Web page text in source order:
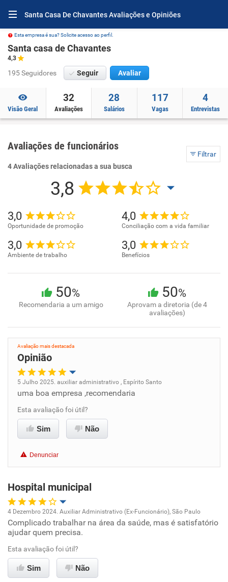
Santa Casa De Chavantes Avaliações e Opiniões
Esta empresa é sua? Solicite acesso ao perfil.
Santa casa de Chavantes
4,3
195 Seguidores Seguir Avaliar
Visão Geral
32
Avaliações
28
Salários
117
Vagas
4
Entrevistas
Avaliações de funcionários
Filtrar
4 Avaliações relacionadas a sua busca
3,8
3,0
Oportunidade de promoção
4,0
Conciliação com a vida familiar
3,0
Ambiente de trabalho
3,0
Benefícios
50%
Recomendaria a um amigo
50%
Aprovam a diretoria (de 4
avaliações)
Avaliação mais destacada
Opinião
Oportunidade de promoção
Ambiente de trabalho
Benefícios
Recomenda esta empresa
Recomenda a diretoria
5 Julho 2025. auxiliar administrativo , Espírito Santo
uma boa empresa ,recomendaria
Esta avaliação foi útil?
Sim Não
Denunciar
Hospital municipal
Oportunidade de promoção
Ambiente de trabalho
Conciliação com a vida familiar
4 Dezembro 2024. Auxiliar Administrativo (Ex-Funcionário), São Paulo
Complicado trabalhar na área da saúde, mas é satisfatório
ajudar quem precisa.
Esta avaliação foi útil?
Sim Não